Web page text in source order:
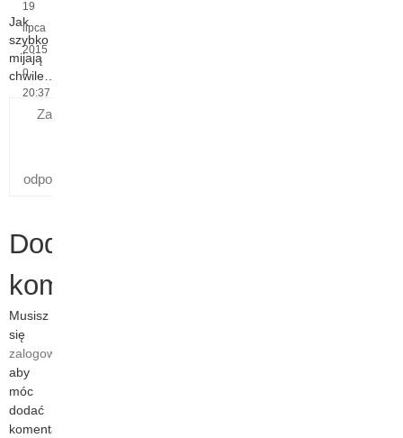
19
lipca
2015
o
20:37
Jak
szybko
mijają
chwile…
Zaloguj się,
odpowiedzieć
Dodaj
komentarz
Musisz
się
zalogować
aby
móc
dodać
komentarz.